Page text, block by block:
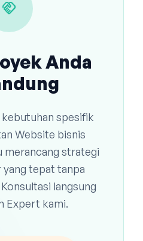
handshake
Anda
spesifik
Website bisnis
merancang strategi
tepat tanpa
langsung
Expert kami.